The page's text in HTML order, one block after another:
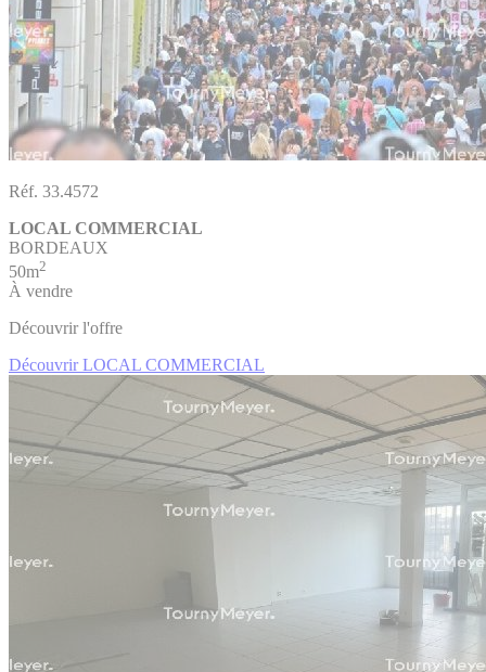
Réf. 33.4572
LOCAL COMMERCIAL
BORDEAUX
50m2
À vendre
Découvrir l'offre
Découvrir LOCAL COMMERCIAL